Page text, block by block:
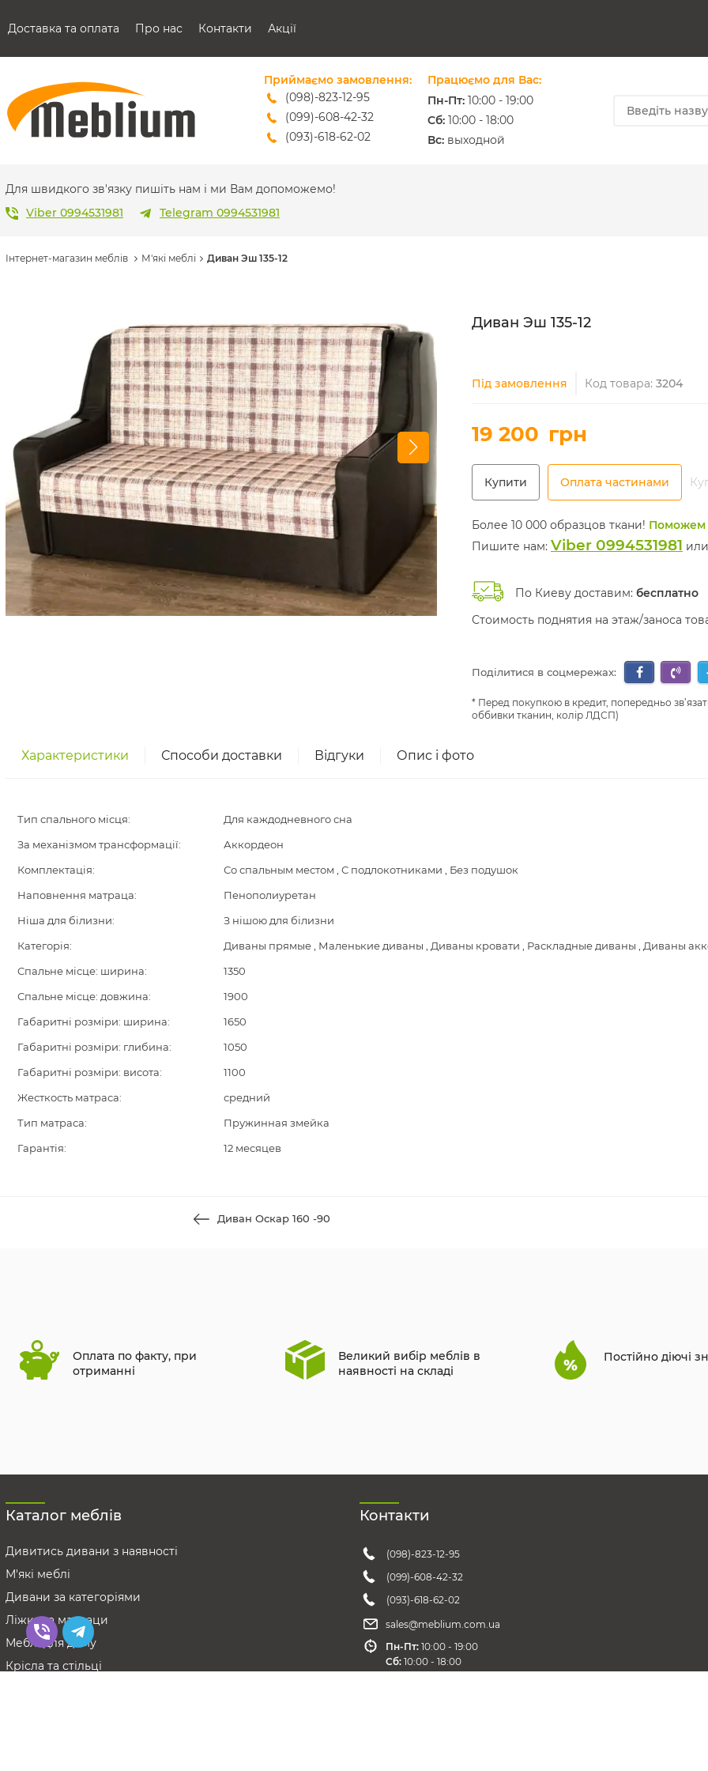
Доставка та оплата Про нас Контакти Акції
Приймаємо замовлення:
(098)-823-12-95
(099)-608-42-32
(093)-618-62-02
sales@meblium.com.ua
Працюємо для Вас:
Пн-Пт: 10:00 - 19:00
Cб: 10:00 - 18:00
Вс: выходной
Для швидкого зв'язку пишіть нам і ми Вам допоможемо!
Viber 0994531981
Telegram 0994531981
Інтернет-магазин меблів М'які меблі Диван Эш 135-12
Диван Эш 135-12
Під замовлення Код товара: 3204
19 200 грн
Купити Оплата частинами
Более 10 000 образцов ткани! Поможем
Пишите нам: Viber 0994531981 или
По Киеву доставим: бесплатно
Стоимость поднятия на этаж/заноса
Поділитися в соцмережах:
Перед покупкою в кредит, попередньо
оббивки тканин, колір ЛДСП)
Характеристики Способи доставки Відгуки Опис і фото
Тип спального місця:
Для каждодневного сна
За механізмом трансформації:
Аккордеон
Комплектація:
Со спальным местом , С подлокотниками , Без подушок
Наповнення матраца:
Пенополиуретан
Ніша для білизни:
З нішою для білизни
Категорія:
Диваны прямые , Маленькие диваны , Диваны кровати , Раскладные диваны , Диваны
Спальне місце: ширина:
1350
Спальне місце: довжина:
1900
Габаритні розміри: ширина:
1650
Габаритні розміри: глибина:
1050
Габаритні розміри: висота:
1100
Жесткость матраса:
средний
Тип матраса:
Пружинная змейка
Гарантія:
12 месяцев
Диван Оскар 160 -90
Оплата по факту, при
отриманні
Великий вибір меблів в
наявності на складі
Постійно діючі
Каталог меблів
Дивитись дивани з наявності
М'які меблі
Дивани за категоріями
Ліжка та матраци
Меблі для дому
Крісла та стільці
Контакти
(098)-823-12-95
(099)-608-42-32
(093)-618-62-02
sales@meblium.com.ua
Пн-Пт: 10:00 - 19:00
Cб: 10:00 - 18:00